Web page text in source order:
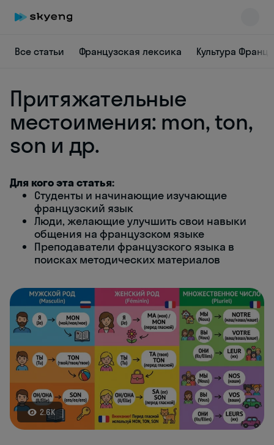
Все статьи Французская лексика Культура
Притяжательные
местоимения: mon, ton,
son и др.
Для кого эта статья:
Студенты и начинающие изучающие
французский язык
Люди, желающие улучшить свои навыки
общения на французском языке
Преподаватели французского языка в
поисках методических материалов
2.6K
Skyeng Chat